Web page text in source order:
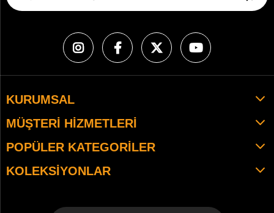
KURUMSAL
MÜŞTERI HIZMETLERI
POPÜLER KATEGORILER
KOLEKSIYONLAR